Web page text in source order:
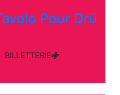
Pour Drü
BILLETTERIE